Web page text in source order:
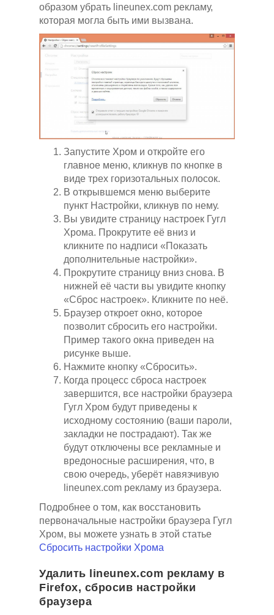
образом убрать lineunex.com рекламу,
которая могла быть ими вызвана.
Запустите Хром и откройте его
главное меню, кликнув по кнопке в
виде трех горизотальных полосок.
В открывшемся меню выберите
пункт Настройки, кликнув по нему.
Вы увидите страницу настроек Гугл
Хрома. Прокрутите её вниз и
кликните по надписи «Показать
дополнительные настройки».
Прокрутите страницу вниз снова. В
нижней её части вы увидите кнопку
«Сброс настроек». Кликните по неё.
Браузер откроет окно, которое
позволит сбросить его настройки.
Пример такого окна приведен на
рисунке выше.
Нажмите кнопку «Сбросить».
Когда процесс сброса настроек
завершится, все настройки браузера
Гугл Хром будут приведены к
исходному состоянию (ваши пароли,
закладки не пострадают). Так же
будут отключены все рекламные и
вредоносные расширения, что, в
свою очередь, уберёт навязчивую
lineunex.com рекламу из браузера.
Подробнее о том, как восстановить
первоначальные настройки браузера Гугл
Хром, вы можете узнать в этой статье
Сбросить настройки Хрома
Удалить lineunex.com рекламу в
Firefox, сбросив настройки
браузера